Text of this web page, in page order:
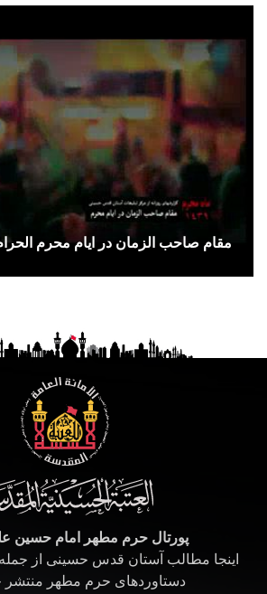
مقام صاحب الزمان در ایام محرم
پورتال حرم مطهر امام حسین
اینجا مطالب آستان قدس حسینی از جمله
دستاوردهای حرم مطهر منتشر